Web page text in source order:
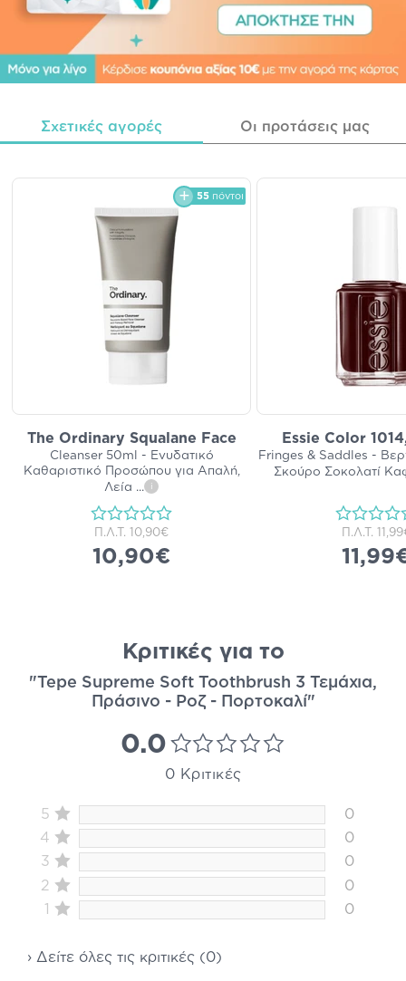
Σχετικές αγορές Οι προτάσεις μας
55 πόντοι
The Ordinary Squalane Face
Cleanser 50ml - Ενυδατικό
Καθαριστικό Προσώπου για Απαλή,
Λεία ... i
Π.Λ.Τ. 10,90€
10,90€
Essie Color
Fringes & Saddles -
Σκούρο Σοκολατί
Π.Λ.Τ.
Κριτικές για το
"Tepe Supreme Soft Toothbrush 3 Τεμάχια,
Πράσινο - Ροζ - Πορτοκαλί"
0.0
0 Κριτικές
5
0
4
0
3
0
2
0
1
0
› Δείτε όλες τις κριτικές (0)